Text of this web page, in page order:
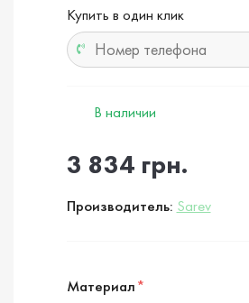
Купить в один клик
В наличии
3 834 грн.
Производитель: Sarev
Материал*